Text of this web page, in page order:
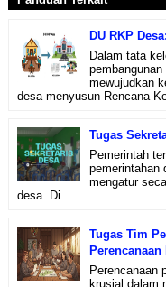
DU RKP
Dalam tata
mewujudkan
desa menyusun Rencana
Tugas
Pemerintah
pemerintahan
mengatur
desa. Di...
Tugas Tim
Perencanaan
krusial dalam